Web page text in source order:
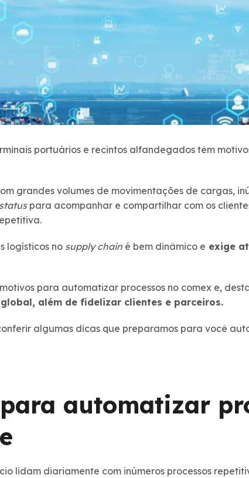
portuários e recintos alfandegados têm
grandes volumes de movimentações de cargas,
status para acompanhar e compartilhar com os
logísticos no supply chainé bem dinâmico e exige
para automatizar processos no comex e,
além de fidelizar clientes e parceiros.
algumas dicas que preparamos para você
automatizar
lidam diariamente com inúmeros processos